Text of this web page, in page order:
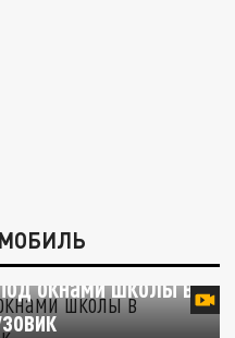
окнами школы в